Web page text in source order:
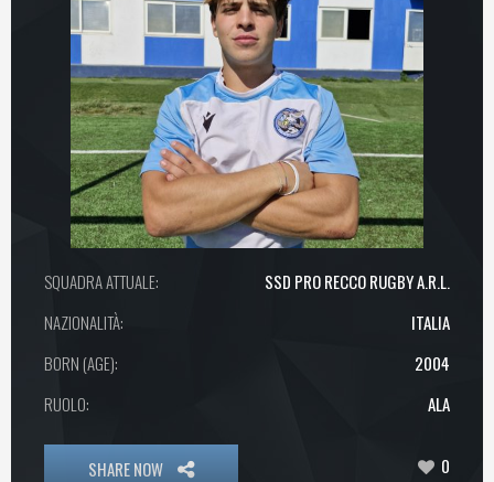
SQUADRA ATTUALE:
SSD PRO RECCO RUGBY A.R.L.
NAZIONALITÀ:
ITALIA
BORN (AGE):
2004
RUOLO:
ALA
SHARE NOW 0